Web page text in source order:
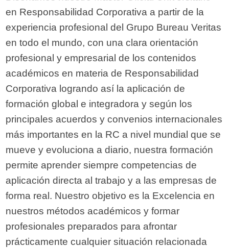
en Responsabilidad Corporativa a partir de la
experiencia profesional del Grupo Bureau Veritas
en todo el mundo, con una clara orientación
profesional y empresarial de los contenidos
académicos en materia de Responsabilidad
Corporativa logrando así la aplicación de
formación global e integradora y según los
principales acuerdos y convenios internacionales
más importantes en la RC a nivel mundial que se
mueve y evoluciona a diario, nuestra formación
permite aprender siempre competencias de
aplicación directa al trabajo y a las empresas de
forma real. Nuestro objetivo es la Excelencia en
nuestros métodos académicos y formar
profesionales preparados para afrontar
prácticamente cualquier situación relacionada